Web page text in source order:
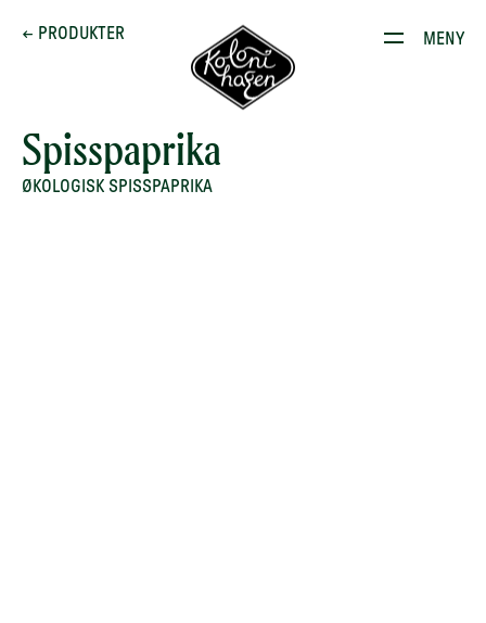
← PRODUKTER MENY
Dette brenner vi for
Produkter
Kontakt
E-stoffguiden
Spisspaprika
ØKOLOGISK SPISSPAPRIKA